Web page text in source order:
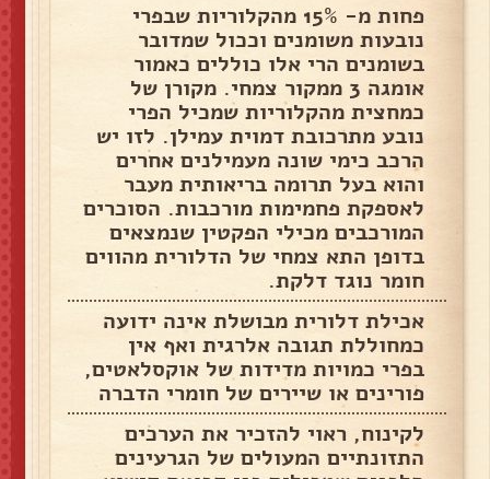
פחות מ- 15% מהקלוריות שבפרי
נובעות משומנים וככול שמדובר
בשומנים הרי אלו כוללים כאמור
אומגה 3 ממקור צמחי. מקורן של
כמחצית מהקלוריות שמכיל הפרי
נובע מתרכובת דמוית עמילן. לזו יש
הרכב כימי שונה מעמילנים אחרים
והוא בעל תרומה בריאותית מעבר
לאספקת פחמימות מורכבות. הסוכרים
המורכבים מכילי הפקטין שנמצאים
בדופן התא צמחי של הדלורית מהווים
חומר נוגד דלקת.
אכילת דלורית מבושלת אינה ידועה
כמחוללת תגובה אלרגית ואף אין
בפרי כמויות מדידות של אוקסלאטים,
פורינים או שיירים של חומרי הדברה
לקינוח, ראוי להזכיר את הערכים
התזונתיים המעולים של הגרעינים